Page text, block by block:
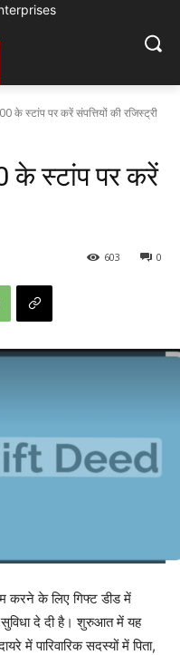
के स्टांप पर करें संपत्तियों की रजिस्ट्री
के स्टांप पर करें
0
603
करने के लिए गिफ्ट डीड में
दे दी है। शुरुआत में यह
में पारिवारिक सदस्यों में पिता,